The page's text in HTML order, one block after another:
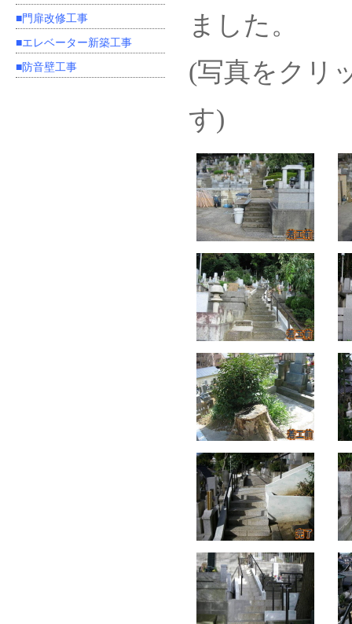
■門扉改修工事
■エレベーター新築工事
■防音壁工事
ました。
(写真をクリ
す)